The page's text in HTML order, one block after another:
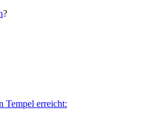
?
Tempel erreicht: